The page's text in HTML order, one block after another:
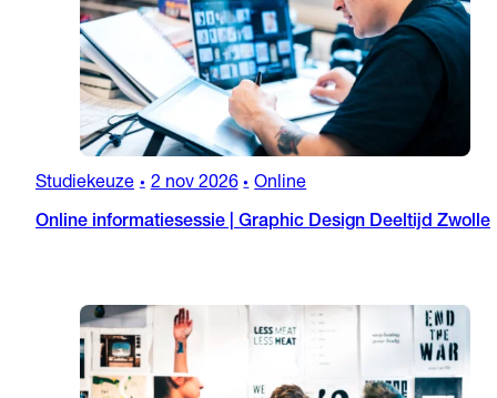
Studiekeuze • 2 nov 2026 • Online
Online informatiesessie | Graphic Design Deeltijd Zwolle